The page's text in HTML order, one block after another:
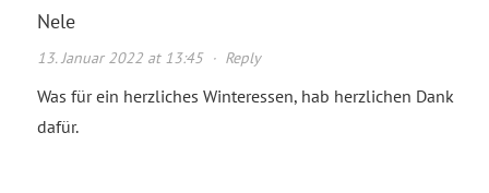
Nele
13. Januar 2022 at 13:45· Reply
Was für ein herzliches Winteressen, hab herzlichen Dank
dafür.